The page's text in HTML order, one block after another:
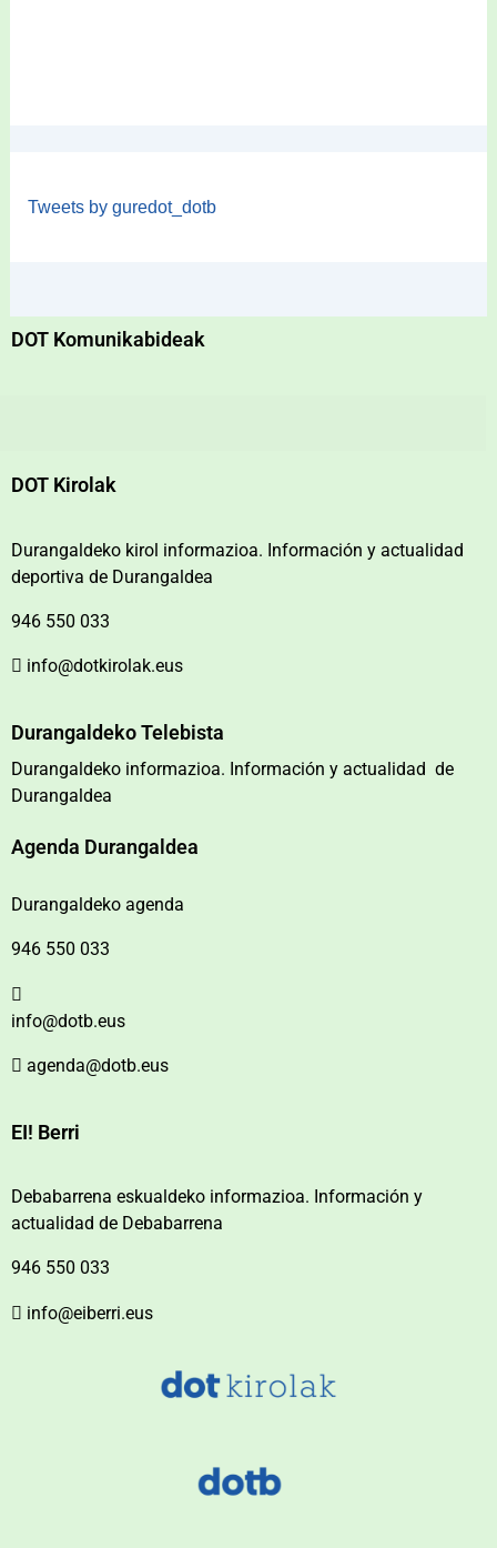
Tweets by guredot_dotb
DOT Komunikabideak
DOT Kirolak
Durangaldeko kirol informazioa. Información y actualidad
deportiva de Durangaldea
946 550 033
info@dotkirolak.eus
Durangaldeko Telebista
Durangaldeko informazioa. Información y actualidad de
Durangaldea
Agenda Durangaldea
Durangaldeko agenda
946 550 033
info@dotb.eus
agenda@dotb.eus
EI! Berri
Debabarrena eskualdeko informazioa. Información y
actualidad de Debabarrena
946 550 033
info@eiberri.eus